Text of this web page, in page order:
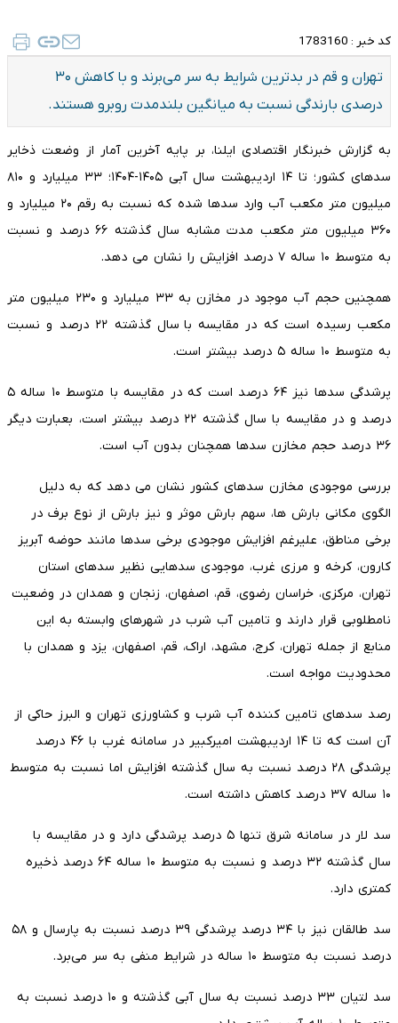
کد خبر : 1783160
تهران و قم در بدترین شرایط به‌ سر می‌برند و با کاهش ۳۰
درصدی بارندگی نسبت به میانگین بلندمدت روبرو هستند.
به گزارش خبرنگار اقتصادی ایلنا، بر پایه آخرین آمار از وضعت ذخایر
سدهای کشور؛ تا ۱۴ اردیبهشت سال آبی ۱۴۰۵-۱۴۰۴؛ ۳۳ میلیارد و ۸۱۰
میلیون متر مکعب آب وارد سدها شده که نسبت به رقم ۲۰ میلیارد و
۳۶۰ میلیون متر مکعب مدت مشابه سال گذشته ۶۶ درصد و نسبت
به متوسط ۱۰ ساله ۷ درصد افزایش را نشان می دهد.
همچنین حجم آب موجود در مخازن به ۳۳ میلیارد و ۲۳۰ میلیون متر
مکعب رسیده است که در مقایسه با سال گذشته ۲۲ درصد و نسبت
به متوسط ۱۰ ساله ۵ درصد بیشتر است.
پرشدگی سدها نیز ۶۴ درصد است که در مقایسه با متوسط ۱۰ ساله ۵
درصد و در مقایسه با سال گذشته ۲۲ درصد بیشتر است، بعبارت دیگر
۳۶ درصد حجم مخازن سدها همچنان بدون آب است.
بررسی موجودی مخازن سدهای کشور نشان می دهد که به دلیل
الگوی مکانی بارش ها، سهم بارش موثر و نیز بارش از نوع برف در
برخی مناطق، علیرغم افزایش موجودی برخی سدها مانند حوضه آبریز
کارون، کرخه و مرزی غرب، موجودی سدهایی نظیر سدهای استان
تهران، مرکزی، خراسان رضوی، قم، اصفهان، زنجان و همدان در وضعیت
نامطلوبی قرار دارند و تامین آب شرب در شهرهای وابسته به این
منابع از جمله تهران، کرج، مشهد، اراک، قم، اصفهان، یزد و همدان با
محدودیت مواجه است.
رصد سدهای تامین کننده آب شرب و کشاورزی تهران و البرز حاکی از
آن است که تا ۱۴ اردیبهشت امیرکبیر در سامانه غرب با ۴۶ درصد
پرشدگی ۲۸ درصد نسبت به سال گذشته افزایش اما نسبت به متوسط
۱۰ ساله ۳۷ درصد کاهش داشته است.
سد لار در سامانه شرق تنها ۵ درصد پرشدگی دارد و در مقایسه با
سال گذشته ۳۲ درصد و نسبت به متوسط ۱۰ ساله ۶۴ درصد ذخیره
کمتری دارد.
سد طالقان نیز با ۳۴ درصد پرشدگی ۳۹ درصد نسبت به پارسال و ۵۸
درصد نسبت به متوسط ۱۰ ساله در شرایط منفی به سر می‌برد.
سد لتیان ۳۳ درصد نسبت به سال آبی گذشته و ۱۰ درصد نسبت به